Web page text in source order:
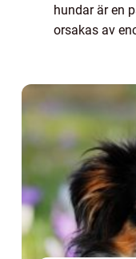
hundar är en
orsakas av